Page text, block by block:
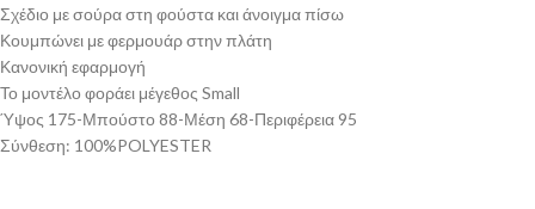
Σχέδιο με σούρα στη φούστα και άνοιγμα πίσω
Κουμπώνει με φερμουάρ στην πλάτη
Κανονική εφαρμογή
Το μοντέλο φοράει μέγεθος Small
Ύψος 175-Μπούστο 88-Μέση 68-Περιφέρεια 95
Σύνθεση: 100%POLYESTER